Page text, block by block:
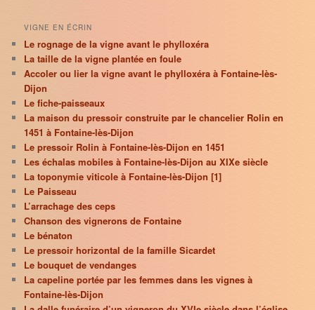
VIGNE EN ÉCRIN
Le rognage de la vigne avant le phylloxéra
La taille de la vigne plantée en foule
Accoler ou lier la vigne avant le phylloxéra à Fontaine-lès-
Dijon
Le fiche-paisseaux
La maison du pressoir construite par le chancelier Rolin en
1451 à Fontaine-lès-Dijon
Le pressoir Rolin à Fontaine-lès-Dijon en 1451
Les échalas mobiles à Fontaine-lès-Dijon au XIXe siècle
La toponymie viticole à Fontaine-lès-Dijon [1]
Le Paisseau
L’arrachage des ceps
Chanson des vignerons de Fontaine
Le bénaton
Le pressoir horizontal de la famille Sicardet
Le bouquet de vendanges
La capeline portée par les femmes dans les vignes à
Fontaine-lès-Dijon